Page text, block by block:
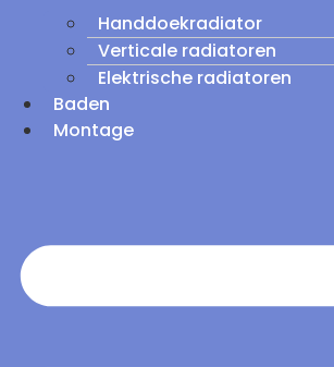
Handdoekradiator
Verticale radiatoren
Elektrische radiatoren
Baden
Montage